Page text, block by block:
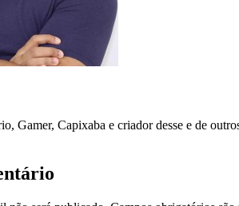
Gamer, Capixaba e criador desse e de